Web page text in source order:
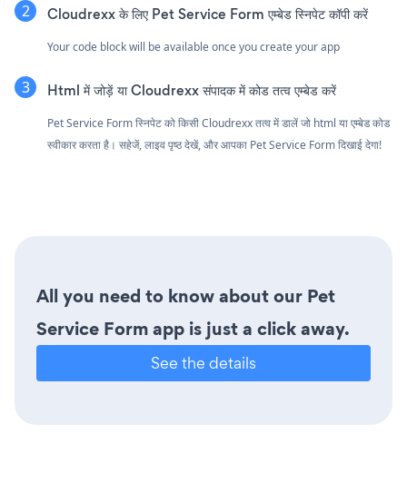
Cloudrexx के लिए Pet Service Form एम्बेड स्निपेट कॉपी करें
Your code block will be available once you create your app
Html में जोड़ें या Cloudrexx संपादक में कोड तत्व एम्बेड करें
Pet Service Form स्निपेट को किसी Cloudrexx तत्व में डालें जो html या एम्बेड कोड
स्वीकार करता है। सहेजें, लाइव पृष्ठ देखें, और आपका Pet Service Form दिखाई देगा!
All you need to know about our Pet
Service Form app is just a click away.
See the details